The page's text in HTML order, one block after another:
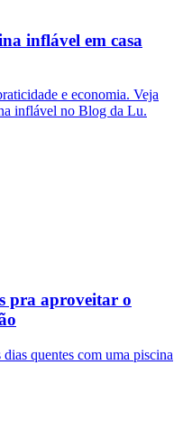
inflável em casa
e economia. Veja
inflável no Blog da Lu.
pra aproveitar o
quentes com uma piscina